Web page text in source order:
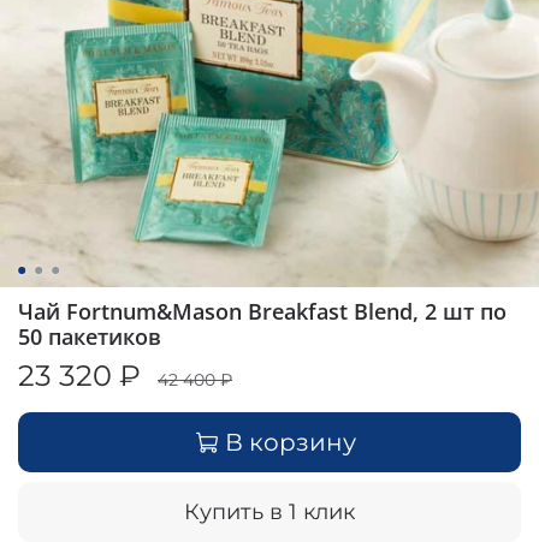
Чай Fortnum&Mason Breakfast Blend, 2 шт по
50 пакетиков
23 320 ₽ 42 400 ₽
В корзину
Купить в 1 клик